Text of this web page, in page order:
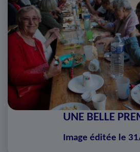
UNE BELLE
Image éditée le